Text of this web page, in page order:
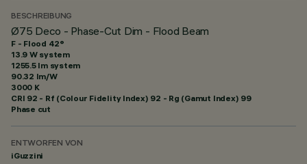
BESCHREIBUNG
Ø75 Deco - Phase-Cut Dim - Flood Beam
F - Flood 42°
13.9 W system
1255.5 lm system
90.32 lm/W
3000 K
CRI 92 - Rf (Colour Fidelity Index) 92 - Rg (Gamut Index) 99
Phase cut
ENTWORFEN VON
iGuzzini